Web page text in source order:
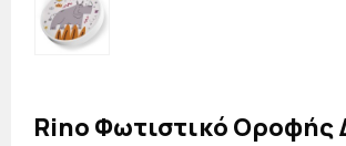
Rino Φωτιστικό Οροφής